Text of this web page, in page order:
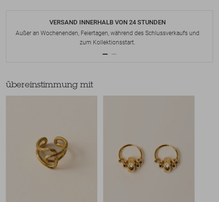
VERSAND INNERHALB VON 24 STUNDEN
Außer an Wochenenden, Feiertagen, während des Schlussverkaufs und
zum Kollektionsstart.
übereinstimmung mit